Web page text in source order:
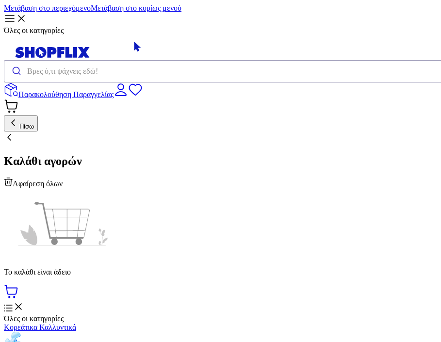
Μετάβαση στο περιεχόμενοΜετάβαση στο κυρίως μενού
Όλες οι κατηγορίες
Παρακολούθηση Παραγγελίας
Πίσω
Καλάθι αγορών
Αφαίρεση όλων
Το καλάθι είναι άδειο
Όλες οι κατηγορίες
Κορεάτικα Καλλυντικά